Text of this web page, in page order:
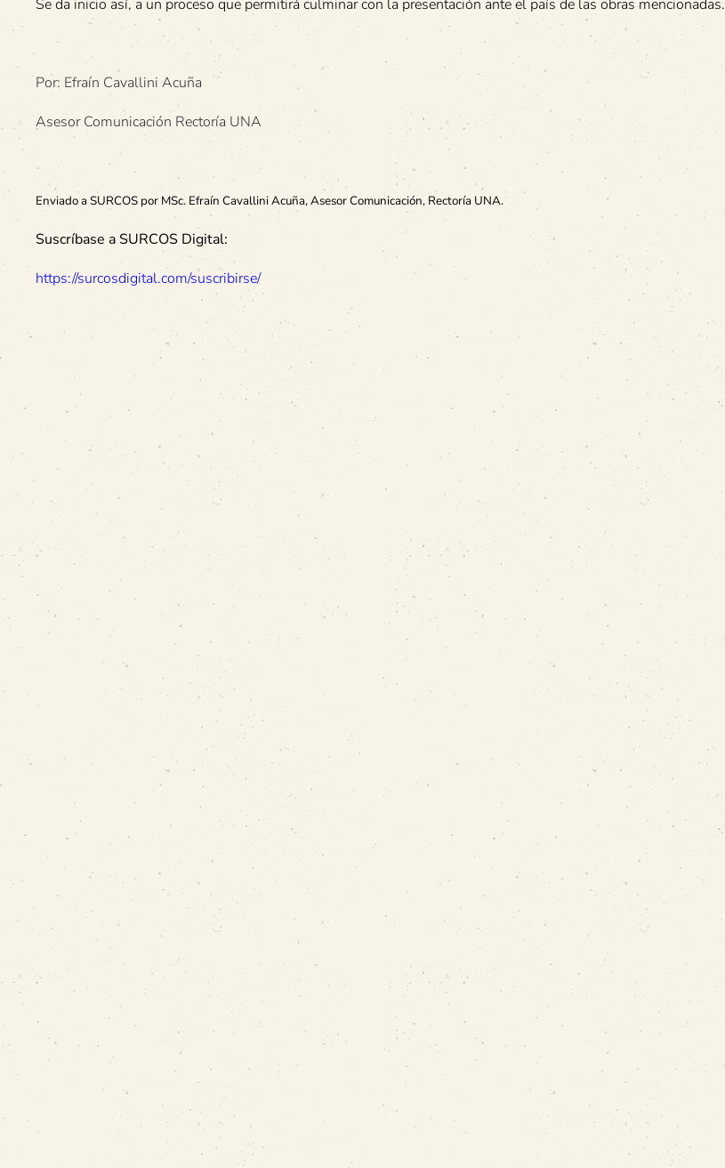
Se da inicio así, a un proceso que permitirá culminar con la presentación ante el país de las obras mencionadas.
Por: Efraín Cavallini Acuña
Asesor Comunicación Rectoría UNA
Enviado a SURCOS por MSc. Efraín Cavallini Acuña, Asesor Comunicación, Rectoría UNA.
Suscríbase a SURCOS Digital:
https://surcosdigital.com/suscribirse/